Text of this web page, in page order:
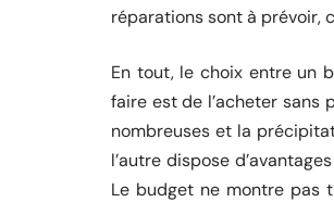
réparations sont à prévoir,
En tout, le choix entre un
faire est de l’acheter sans
nombreuses et la
l’autre dispose
Le budget ne montre pas